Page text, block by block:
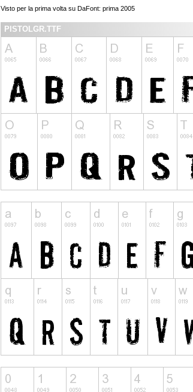
Visto per la prima volta su DaFont: prima 2005
PISTOLGR.TTF